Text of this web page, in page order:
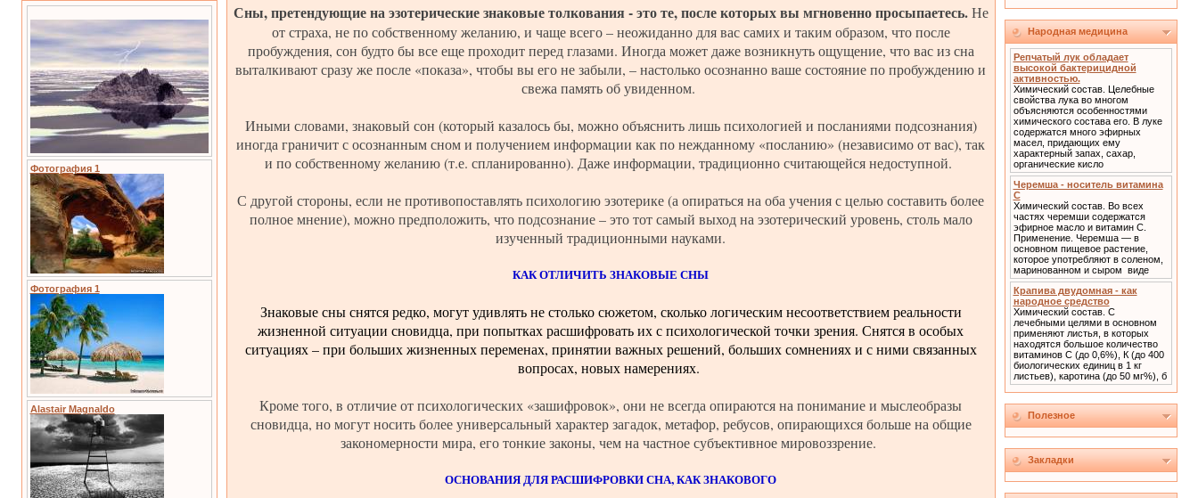
Фотография 1
Фотография 1
Alastair Magnaldo
Сны, претендующие на эзотерические знаковые толкования - это те, после которых вы мгновенно просыпаетесь.Не
от страха, не по собственному желанию, и чаще всего – неожиданно для вас самих и таким образом, что после
пробуждения, сон будто бы все еще проходит перед глазами. Иногда может даже возникнуть ощущение, что вас из сна
выталкивают сразу же после «показа», чтобы вы его не забыли, – настолько осознанно ваше состояние по пробуждению и
свежа память об увиденном.
Иными словами, знаковый сон (который казалось бы, можно объяснить лишь психологией и посланиями подсознания)
иногда граничит с осознанным сном и получением информации как по нежданному «посланию» (независимо от вас), так
и по собственному желанию (т.е. спланированно). Даже информации, традиционно считающейся недоступной.
С другой стороны, если не противопоставлять психологию эзотерике (а опираться на оба учения с целью составить более
полное мнение), можно предположить, что подсознание – это тот самый выход на эзотерический уровень, столь мало
изученный традиционными науками.
КАК ОТЛИЧИТЬ ЗНАКОВЫЕ СНЫ
Знаковые сны снятся редко, могут удивлять не столько сюжетом, сколько логическим несоответствием реальности
жизненной ситуации сновидца, при попытках расшифровать их с психологической точки зрения. Снятся в особых
ситуациях – при больших жизненных переменах, принятии важных решений, больших сомнениях и с ними связанных
вопросах, новых намерениях.
Кроме того, в отличие от психологических «зашифровок», они не всегда опираются на понимание и мыслеобразы
сновидца, но могут носить более универсальный характер загадок, метафор, ребусов, опирающихся больше на общие
закономерности мира, его тонкие законы, чем на частное субъективное мировоззрение.
ОСНОВАНИЯ ДЛЯ РАСШИФРОВКИ СНА, КАК ЗНАКОВОГО
Народная медицина
Репчатый лук обладает
высокой бактерицидной
активностью.
Химический состав. Целебные
свойства лука во многом
объясняются особенностями
химического состава его. В луке
содержатся много эфирных
масел, придающих ему
характерный запах, сахар,
органические кисло
Черемша - носитель витамина
С
Химический состав. Во всех
частях черемши содержатся
эфирное масло и витамин С.
Применение. Черемша — в
основном пищевое растение,
которое употребляют в соленом,
маринованном и сыром виде
Крапива двудомная - как
народное средство
Химический состав. С
лечебными целями в основном
применяют листья, в которых
находятся большое количество
витаминов С (до 0,6%), К (до 400
биологических единиц в 1 кг
листьев), каротина (до 50 мг%), б
Полезное
Закладки